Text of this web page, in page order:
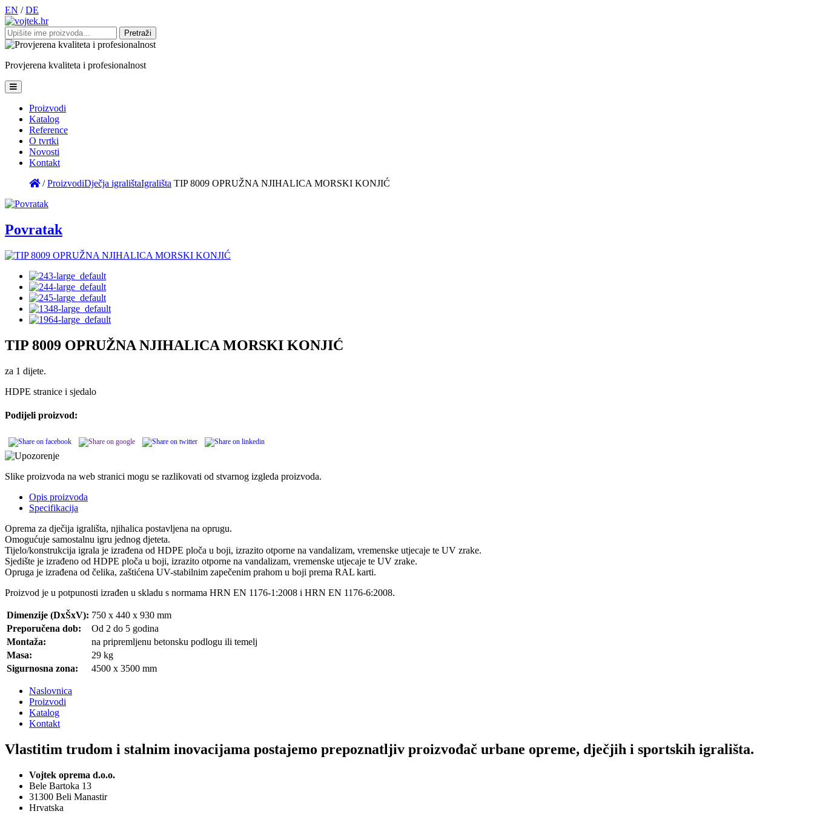
EN / DE
Pretraži:
Provjerena kvaliteta i profesionalnost
Proizvodi
Katalog
Reference
O tvrtki
Novosti
Kontakt
/ProizvodiDječja igralištaIgrališta TIP 8009 OPRUŽNA NJIHALICA MORSKI KONJIĆ
Povratak
TIP 8009 OPRUŽNA NJIHALICA MORSKI KONJIĆ
za 1 dijete.
HDPE stranice i sjedalo
Podijeli proizvod:
Slike proizvoda na web stranici mogu se razlikovati od stvarnog izgleda proizvoda.
Opis proizvoda
Specifikacija
Oprema za dječija igrališta, njihalica postavljena na oprugu.
Omogućuje samostalnu igru jednog djeteta.
Tijelo/konstrukcija igrala je izrađena od HDPE ploča u boji, izrazito otporne na vandalizam, vremenske utjecaje te UV zrake.
Sjedište je izrađeno od HDPE ploča u boji, izrazito otporne na vandalizam, vremenske utjecaje te UV zrake.
Opruga je izrađena od čelika, zaštićena UV-stabilnim zapečenim prahom u boji prema RAL karti.
Proizvod je u potpunosti izrađen u skladu s normama HRN EN 1176-1:2008 i HRN EN 1176-6:2008.
Dimenzije (DxŠxV): 750 x 440 x 930 mm
Preporučena dob:
Od 2 do 5 godina
Montaža:
na pripremljenu betonsku podlogu ili temelj
Masa:
29 kg
Sigurnosna zona:
4500 x 3500 mm
Naslovnica
Proizvodi
Katalog
Kontakt
Vlastitim trudom i stalnim inovacijama postajemo prepoznatljiv proizvođač urbane opreme, dječjih i sportskih igrališta.
Vojtek oprema d.o.o.
Bele Bartoka 13
31300 Beli Manastir
Hrvatska